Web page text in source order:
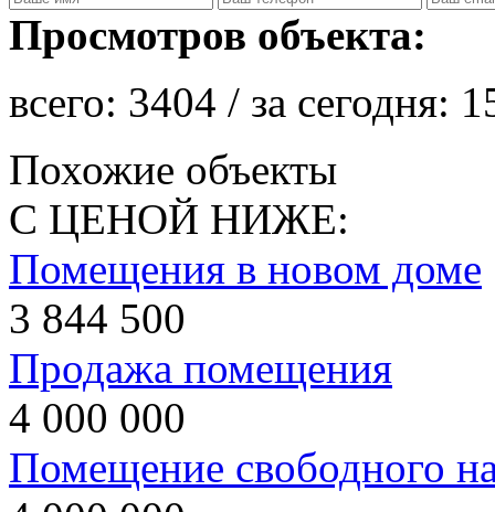
Просмотров объекта:
всего: 3404 / за сегодня:
Похожие объекты
С ЦЕНОЙ НИЖЕ:
Помещения в новом доме
3 844 500
Продажа помещения
4 000 000
Помещение свободного